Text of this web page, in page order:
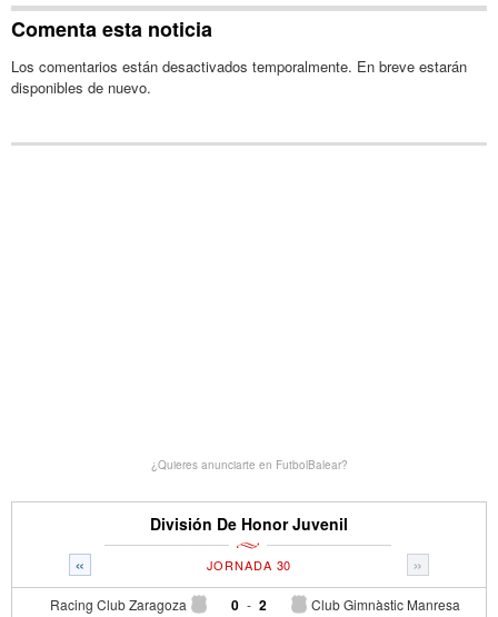
Comenta esta noticia
Los comentarios están desactivados temporalmente. En breve estarán
disponibles de nuevo.
¿Quieres anunciarte en FutbolBalear?
División De Honor Juvenil
« »
JORNADA 30
Racing Club Zaragoza 0 - Club Gimnàstic Manresa
2